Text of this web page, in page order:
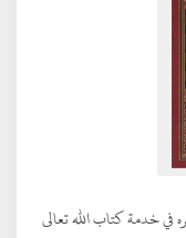
في خدمة كتاب الله تعالى